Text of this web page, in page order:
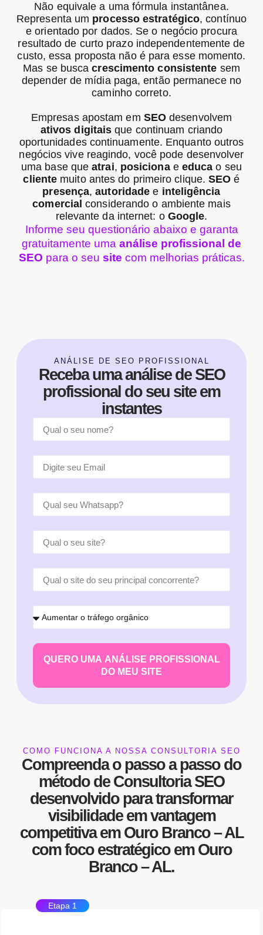
Não equivale a uma fórmula instantânea.
Representa um processo estratégico, contínuo
e orientado por dados. Se o negócio procura
resultado de curto prazo independentemente de
custo, essa proposta não é para esse momento.
Mas se buscacrescimento consistente sem
depender de mídia paga, então permanece no
caminho correto.
Empresas apostam em SEO desenvolvem
ativos digitais que continuam criando
oportunidades continuamente. Enquanto outros
negócios vive reagindo, você pode desenvolver
uma base queatrai, posicionae educa o seu
cliente muito antes do primeiro clique.SEO é
presença,autoridade e inteligência
comercial considerando o ambiente mais
relevante da internet: o Google.
Informe seu questionário abaixo e garanta
gratuitamente uma análise profissional de
SEO para o seu site com melhorias práticas.
ANÁLISE DE SEO PROFISSIONAL
Receba uma análise de SEO
profissional do seu site em
instantes
QUERO UMA ANÁLISE PROFISSIONAL
DO MEU SITE
COMO FUNCIONA A NOSSA CONSULTORIA SEO
Compreenda o passo a passo do
método de Consultoria SEO
desenvolvido para transformar
visibilidadeemvantagem
competitivaem Ouro Branco – AL
com foco estratégico em Ouro
Branco – AL.
Etapa 1